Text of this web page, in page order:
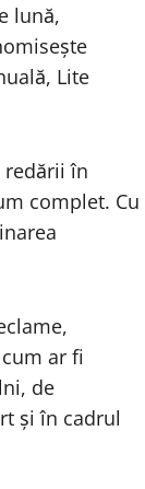
lună,
Lite
redării în
complet. Cu
ar fi
de
și în cadrul